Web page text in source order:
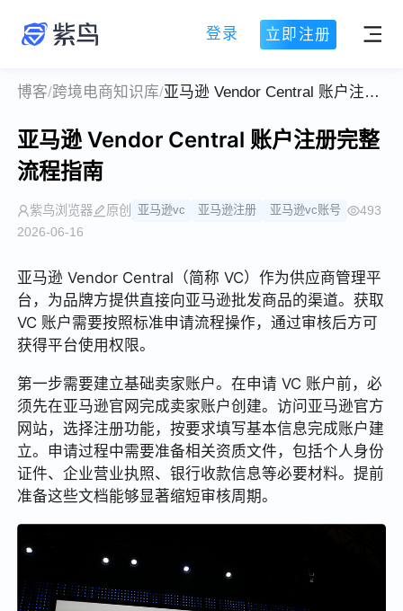
登录 立即注册
博客/跨境电商知识库/ 亚马逊 Vendor Central 账户注册完整流程指南
亚马逊 Vendor Central 账户注册完整
流程指南
紫鸟浏览器 原创 亚马逊vc 亚马逊注册 亚马逊vc账号
493
2026-06-16
亚马逊 Vendor Central（简称 VC）作为供应商管理平
台，为品牌方提供直接向亚马逊批发商品的渠道。获取
VC 账户需要按照标准申请流程操作，通过审核后方可
获得平台使用权限。
第一步需要建立基础卖家账户。在申请 VC 账户前，必
须先在亚马逊官网完成卖家账户创建。访问亚马逊官方
网站，选择注册功能，按要求填写基本信息完成账户建
立。申请过程中需要准备相关资质文件，包括个人身份
证件、企业营业执照、银行收款信息等必要材料。提前
准备这些文档能够显著缩短审核周期。